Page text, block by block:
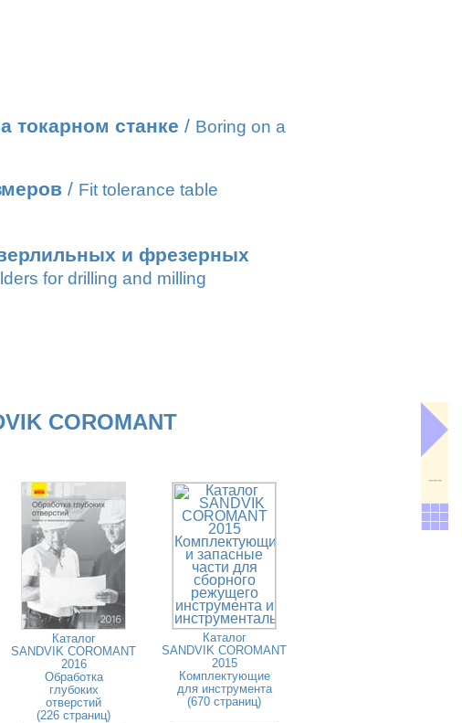
токарном станке / Boring on a
/ Fit tolerance table
и фрезерных
for drilling and milling
COROMANT
Каталог
SANDVIK COROMANT
2016
Обработка
глубоких
отверстий
(226 страниц)
Каталог
SANDVIK COROMANT
2015
Комплектующие
для инструмента
(670 страниц)
---